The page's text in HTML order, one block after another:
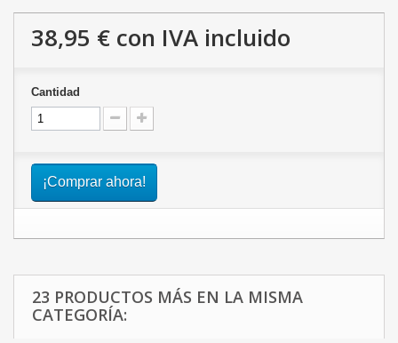
38,95 € con IVA incluido
Cantidad
¡Comprar ahora!
23 PRODUCTOS MÁS EN LA MISMA
CATEGORÍA: